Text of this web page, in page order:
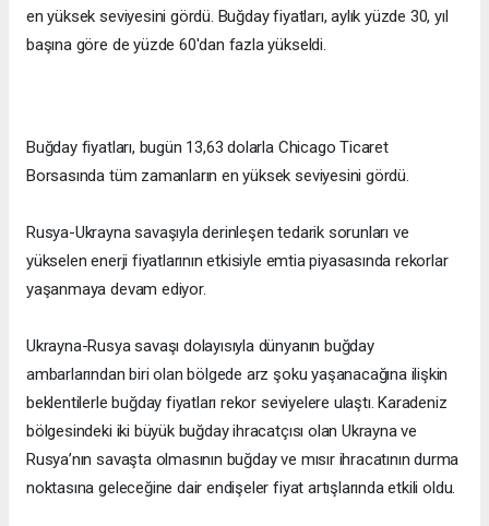
en yüksek seviyesini gördü. Buğday fiyatları, aylık yüzde 30, yıl
başına göre de yüzde 60'dan fazla yükseldi.
Buğday fiyatları, bugün 13,63 dolarla Chicago Ticaret
Borsasında tüm zamanların en yüksek seviyesini gördü.
Rusya-Ukrayna savaşıyla derinleşen tedarik sorunları ve
yükselen enerji fiyatlarının etkisiyle emtia piyasasında rekorlar
yaşanmaya devam ediyor.
Ukrayna-Rusya savaşı dolayısıyla dünyanın buğday
ambarlarından biri olan bölgede arz şoku yaşanacağına ilişkin
beklentilerle buğday fiyatları rekor seviyelere ulaştı. Karadeniz
bölgesindeki iki büyük buğday ihracatçısı olan Ukrayna ve
Rusya’nın savaşta olmasının buğday ve mısır ihracatının durma
noktasına geleceğine dair endişeler fiyat artışlarında etkili oldu.